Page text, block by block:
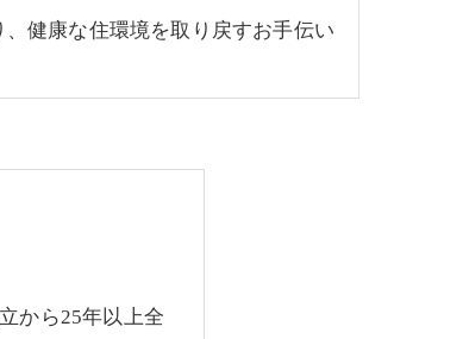
健康な住環境を取り戻すお手伝い
から25年以上全